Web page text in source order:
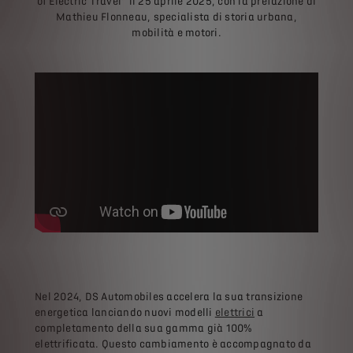
Mathieu Flonneau, specialista di storia urbana,
mobilità e motori.
Nel 2024, DS Automobiles accelera la sua transizione
energetica lanciando nuovi modelli elettrici a
completamento della sua gamma già 100%
elettrificata. Questo cambiamento è accompagnato da